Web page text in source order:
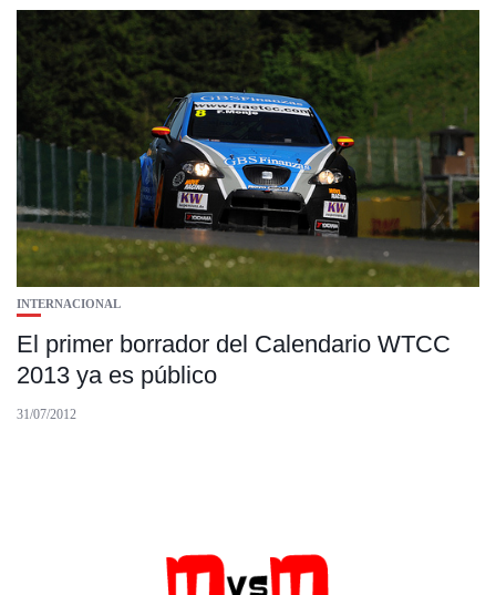
INTERNACIONAL
El primer borrador del Calendario WTCC
2013 ya es público
31/07/2012